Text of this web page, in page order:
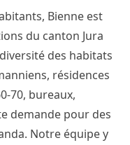
Bienne est
du canton Jura
des habitats
résidences
70, bureaux,
demande pour des
Notre équipe y